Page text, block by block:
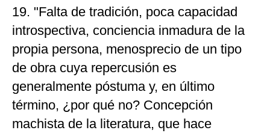
19. "Falta de tradición, poca capacidad
introspectiva, conciencia inmadura de la
propia persona, menosprecio de un tipo
de obra cuya repercusión es
generalmente póstuma y, en último
término, ¿por qué no? Concepción
machista de la literatura, que hace